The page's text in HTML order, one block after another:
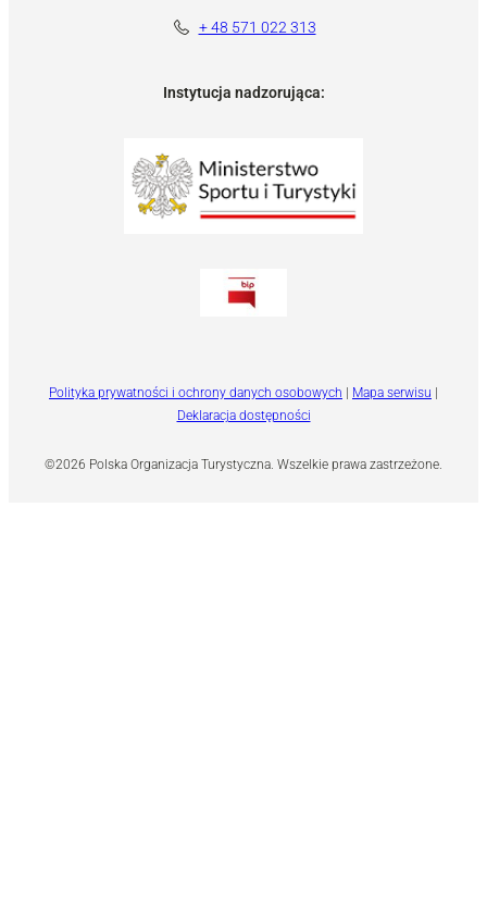
+ 48 571 022 313
Instytucja nadzorująca:
©2026 Polska Organizacja Turystyczna. Wszelkie prawa zastrzeżone.
Polityka prywatności i ochrony danych osobowych Mapa serwisu
Deklaracja dostępności